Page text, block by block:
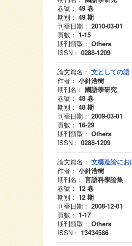
卷號： 49 卷
期別： 49 期
刊登日期： 2010-03-01
頁數： 1-15
期刊類型： Others
ISSN： 0288-1209
論文篇名： 文としての語
作者： 小針浩樹
期刊名： 國語學研究
卷號： 48 卷
期別： 48 期
刊登日期： 2009-03-01
頁數： 16-29
期刊類型： Others
ISSN： 0288-1209
論文篇名： 文構造論にお
作者： 小針浩樹
期刊名： 言語科學論集
卷號： 12 卷
期別： 12 期
刊登日期： 2008-12-01
頁數： 1-17
期刊類型： Others
ISSN： 13434586